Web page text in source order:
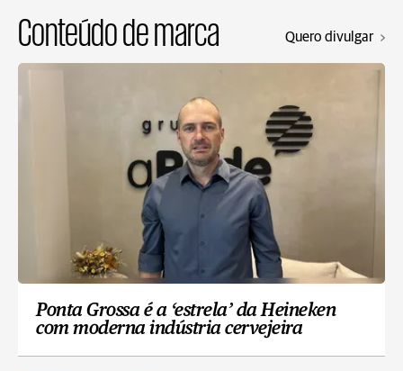
Conteúdo de marca Quero divulgar
Ponta Grossa é a ‘estrela’ da Heineken
com moderna indústria cervejeira